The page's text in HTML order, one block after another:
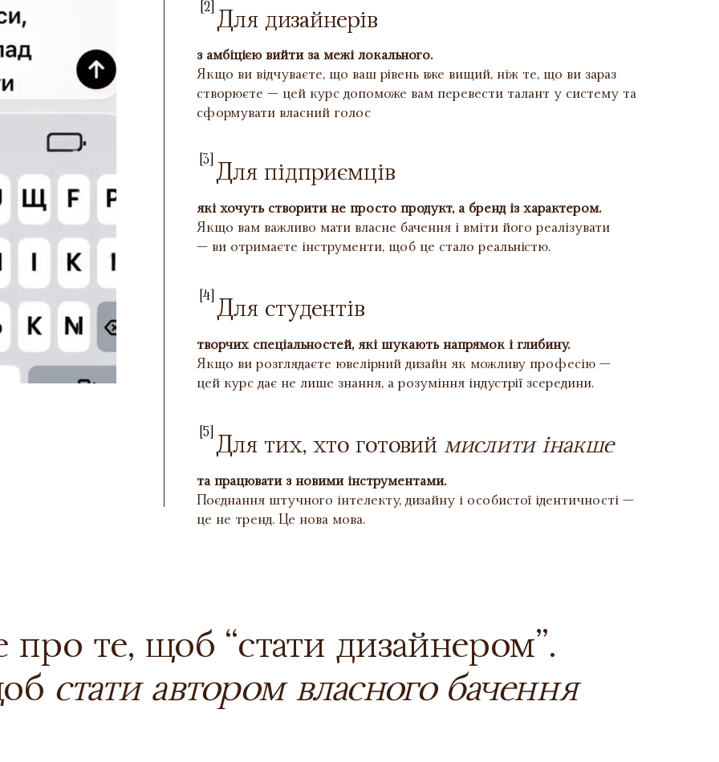
те, щоб “стати дизайнером”.
стати автором власного бачення
з амбіцією вийти за межі локального.
Якщо ви відчуваєте, що ваш рівень вже вищий, ніж те, що ви зараз
створюєте — цей курс допоможе вам перевести талант у систему та
сформувати власний голос
Для дизайнерів
[2]
які хочуть створити не просто продукт, а бренд із характером.
Якщо вам важливо мати власне бачення і вміти його реалізувати
— ви отримаєте інструменти, щоб це стало реальністю.
Для підприємців
[3]
творчих спеціальностей, які шукають напрямок і глибину.
Якщо ви розглядаєте ювелірний дизайн як можливу професію —
цей курс дає не лише знання, а розуміння індустрії зсередини.
Для студентів
[4]
та працювати з новими інструментами.
Поєднання штучного інтелекту, дизайну і особистої ідентичності —
це не тренд. Це нова мова.
Для тих, хто готовий мислити інакше
[5]